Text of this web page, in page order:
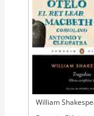
Autor
William